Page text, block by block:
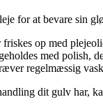
for at bevare sin
friskes op med
med polish,
regelmæssig
dit gulv har,